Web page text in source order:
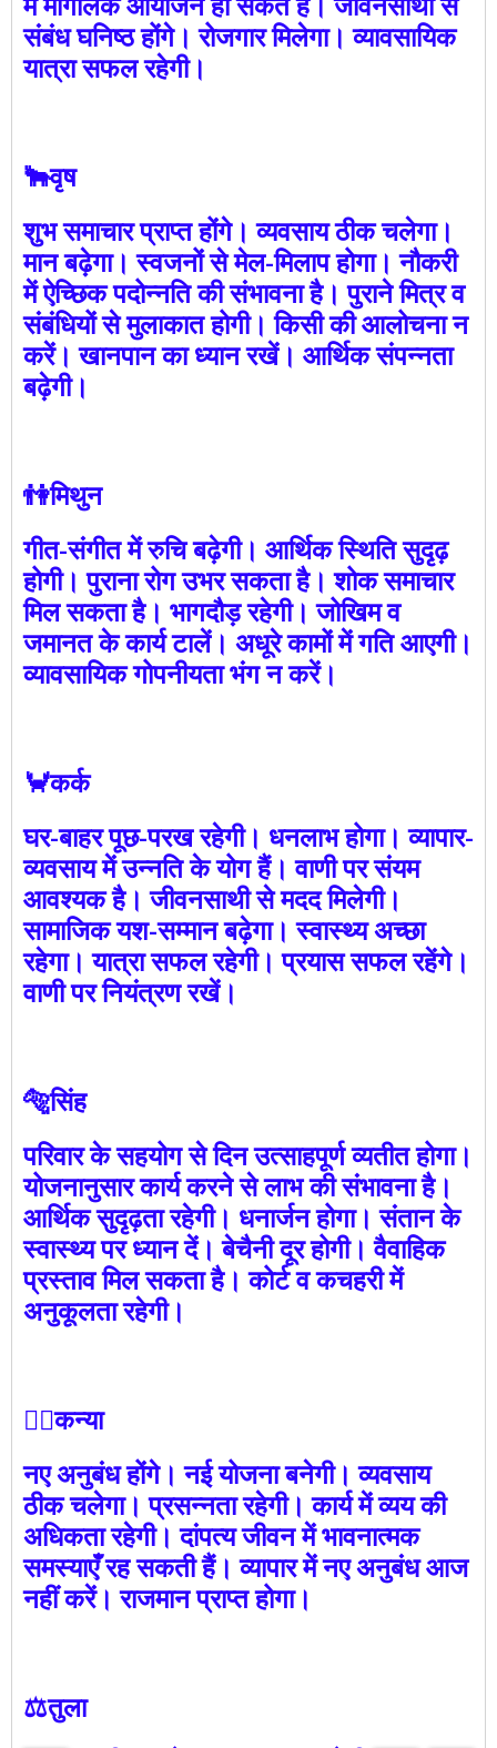
संबंध घनिष्ठ होंगे। रोजगार मिलेगा। व्यावसायिक
यात्रा सफल रहेगी।
🐂वृष
शुभ समाचार प्राप्त होंगे। व्यवसाय ठीक चलेगा।
मान बढ़ेगा। स्वजनों से मेल-मिलाप होगा। नौकरी
में ऐच्छिक पदोन्नति की संभावना है। पुराने मित्र व
संबंधियों से मुलाकात होगी। किसी की आलोचना न
करें। खानपान का ध्यान रखें। आर्थिक संपन्नता
बढ़ेगी।
👫मिथुन
गीत-संगीत में रुचि बढ़ेगी। आर्थिक स्थिति सुदृढ़
होगी। पुराना रोग उभर सकता है। शोक समाचार
मिल सकता है। भागदौड़ रहेगी। जोखिम व
जमानत के कार्य टालें। अधूरे कामों में गति आएगी।
व्यावसायिक गोपनीयता भंग न करें।
🦀कर्क
घर-बाहर पूछ-परख रहेगी। धनलाभ होगा। व्यापार-
व्यवसाय में उन्नति के योग हैं। वाणी पर संयम
आवश्यक है। जीवनसाथी से मदद मिलेगी।
सामाजिक यश-सम्मान बढ़ेगा। स्वास्थ्य अच्छा
रहेगा। यात्रा सफल रहेगी। प्रयास सफल रहेंगे।
वाणी पर नियंत्रण रखें।
🐅सिंह
परिवार के सहयोग से दिन उत्साहपूर्ण व्यतीत होगा।
योजनानुसार कार्य करने से लाभ की संभावना है।
आर्थिक सुदृढ़ता रहेगी। धनार्जन होगा। संतान के
स्वास्थ्य पर ध्यान दें। बेचैनी दूर होगी। वैवाहिक
प्रस्ताव मिल सकता है। कोर्ट व कचहरी में
अनुकूलता रहेगी।
🙎‍♀️कन्या
नए अनुबंध होंगे। नई योजना बनेगी। व्यवसाय
ठीक चलेगा। प्रसन्नता रहेगी। कार्य में व्यय की
अधिकता रहेगी। दांपत्य जीवन में भावनात्मक
समस्याएँ रह सकती हैं। व्यापार में नए अनुबंध आज
नहीं करें। राजमान प्राप्त होगा।
⚖️तुला